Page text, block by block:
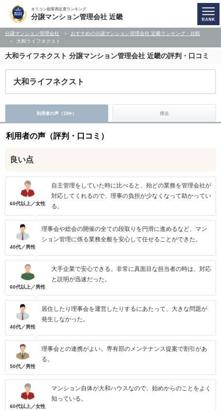
オリコン顧客満足度ランキング
分譲マンション管理会社 近畿
分譲マンション管理会社
おすすめの分譲マンション管理会社 近畿ランキング・比較
大和ライフネクスト
大和ライフネクスト 分譲マンション管理会社 近畿の評判・口コミ
大和ライフネクスト
利用者の声（19件） 得点
利用者の声（評判・口コミ）
良い点
60代以上／女性
自主管理をしていた時に比べると、殆どの業務を管理会社が
対応してくれるので、理事の負担が少なくなって助かってい
る。
40代／男性
理事会や総会の開催の全ての段取りを円滑に進めるなど、マン
ション管理に係る業務全般を安心して任せることができた。
60代以上／男性
大手企業で安心できる。非常に真面目な担当者の時は、対応
と説明が迅速だった。
40代／男性
居住したり理事会を運営したりするにあたって、大きな問題が
発生しなかった。
50代／男性
理事会との連携がよい。専有部のメンテナンス提案で割引があ
る。
60代以上／女性
マンション自体が大和ハウスなので、始めからのことをよく
知っている。